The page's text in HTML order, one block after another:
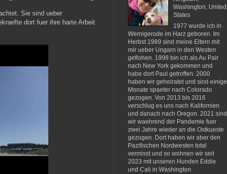
Sie sind ueber
dort fuer ihre harte Arbeit
Washington, United
States
1977 wurde ich in
Wernigerode im Harz geboren. Im
Herbst 1989 sind meine Eltern mit
mir ueber Ungarn in den Westen
geflohen. 1998 bin ich als Au Pair
nach New York gekommen und
habe dort Paul getroffen. 2000
haben wir geheiratet und sind einige
Monate spaeter nach Colorado
gezogen. Von 2013 bis 2016
verschlug es uns nach Kalifornien
und danach nach Oregon. 2021 sind
wir waehrend der Pandemie fuer
zwei Jahre wieder an die Ostkueste
gezogen. Dort haben wir aber den
Pazifischen Nordwesten total
vermisst und so wohnen wir seit
2023 mit unseren Hunden Eddie
und Cali in Washington.